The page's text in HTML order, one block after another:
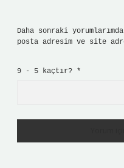
Daha sonraki
posta adresim ve site
9 - 5 kaçtır? *